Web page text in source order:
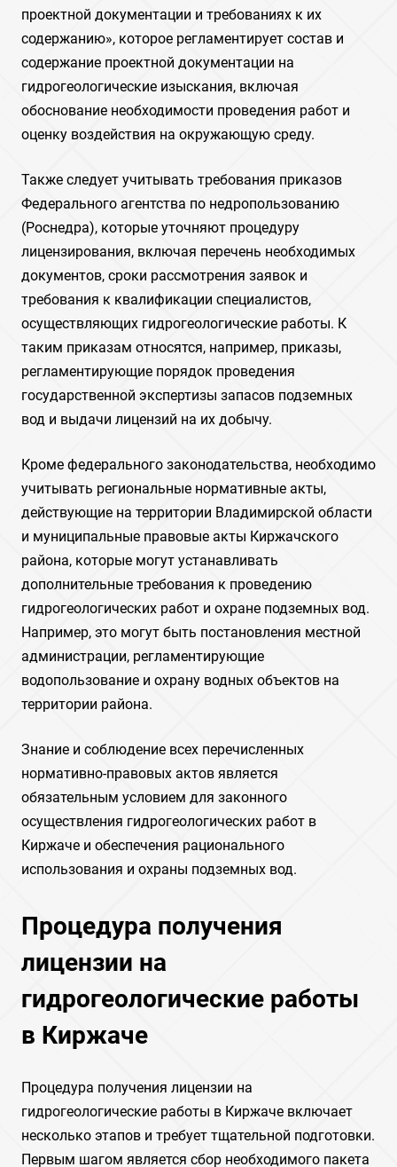
проектной документации и требованиях к их
содержанию», которое регламентирует состав и
содержание проектной документации на
гидрогеологические изыскания, включая
обоснование необходимости проведения работ и
оценку воздействия на окружающую среду.
Также следует учитывать требования приказов
Федерального агентства по недропользованию
(Роснедра), которые уточняют процедуру
лицензирования, включая перечень необходимых
документов, сроки рассмотрения заявок и
требования к квалификации специалистов,
осуществляющих гидрогеологические работы. К
таким приказам относятся, например, приказы,
регламентирующие порядок проведения
государственной экспертизы запасов подземных
вод и выдачи лицензий на их добычу.
Кроме федерального законодательства, необходимо
учитывать региональные нормативные акты,
действующие на территории Владимирской области
и муниципальные правовые акты Киржачского
района, которые могут устанавливать
дополнительные требования к проведению
гидрогеологических работ и охране подземных вод.
Например, это могут быть постановления местной
администрации, регламентирующие
водопользование и охрану водных объектов на
территории района.
Знание и соблюдение всех перечисленных
нормативно-правовых актов является
обязательным условием для законного
осуществления гидрогеологических работ в
Киржаче и обеспечения рационального
использования и охраны подземных вод.
Процедура получения
лицензии на
гидрогеологические работы
в Киржаче
Процедура получения лицензии на
гидрогеологические работы в Киржаче включает
несколько этапов и требует тщательной подготовки.
Первым шагом является сбор необходимого пакета